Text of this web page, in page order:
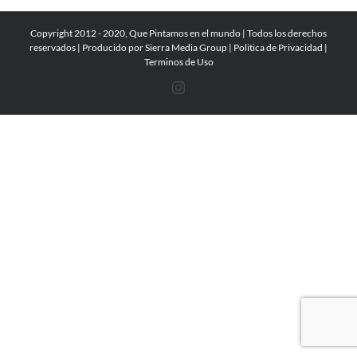
Copyright 2012 - 2020, Que Pintamos en el mundo | Todos los derechos
reservados | Producido porSierra Media Group | Politica de Privacidad |
Terminos de Uso
Instagram